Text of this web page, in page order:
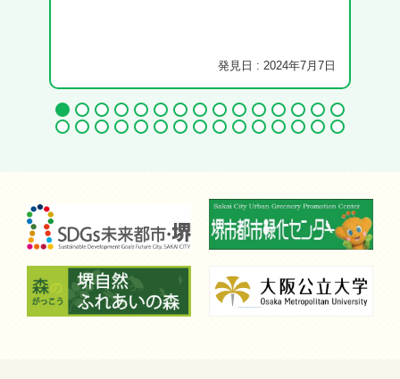
発見日 : 2024年7月7日